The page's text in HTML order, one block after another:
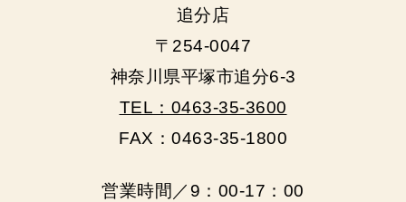
追分店
〒254-0047
神奈川県平塚市追分6-3
TEL：0463-35-3600
FAX：0463-35-1800
営業時間／9：00‐17：00